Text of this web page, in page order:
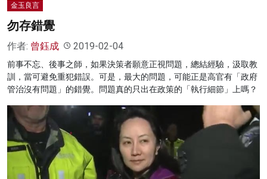
金玉良言
勿存錯覺
作者: 曾鈺成 2019-02-04
前事不忘、後事之師，如果決策者願意正視問題，總結經驗，汲取教
訓，當可避免重犯錯誤。可是，最大的問題，可能正是高官有「政府
管治沒有問題」的錯覺。問題真的只出在政策的「執行細節」上嗎？